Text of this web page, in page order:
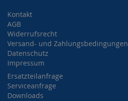
Kontakt
AGB
Widerrufsrecht
Versand- und Zahlungsbedingungen
Datenschutz
Impressum
Ersatzteilanfrage
Serviceanfrage
Downloads